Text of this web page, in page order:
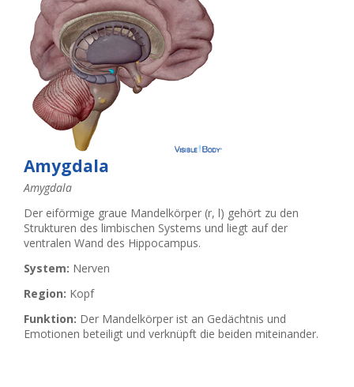
Amygdala
Amygdala
Der eiförmige graue Mandelkörper (r, l) gehört zu den
Strukturen des limbischen Systems und liegt auf der
ventralen Wand des Hippocampus.
System: Nerven
Region: Kopf
Funktion: Der Mandelkörper ist an Gedächtnis und
Emotionen beteiligt und verknüpft die beiden miteinander.